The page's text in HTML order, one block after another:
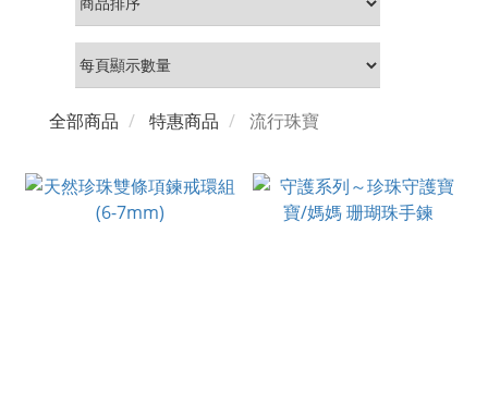
全部商品 特惠商品 流行珠寶